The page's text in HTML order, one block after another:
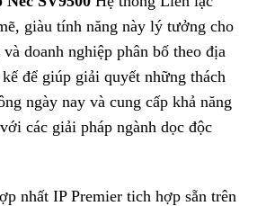
giàu tính năng này lý tưởng cho
doanh nghiệp phân bố theo địa
để giúp giải quyết những thách
ngày nay và cung cấp khả năng
các giải pháp ngành dọc độc
nhất IP Premier tich hợp sẵn trên